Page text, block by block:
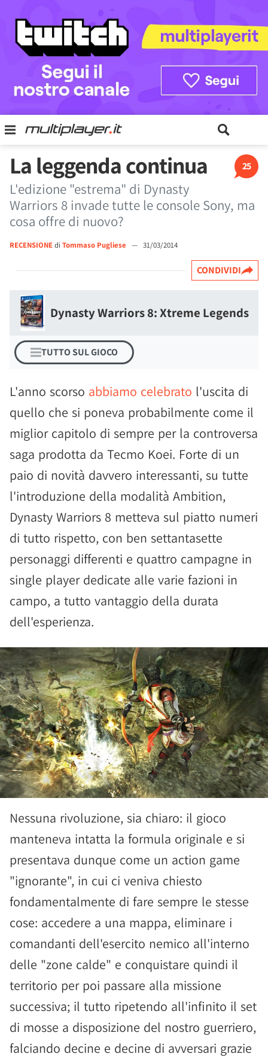
25
La leggenda continua
L'edizione "estrema" di Dynasty
Warriors 8 invade tutte le console Sony, ma
cosa offre di nuovo?
RECENSIONEdi Tommaso Pugliese — 31/03/2014
CONDIVIDI
Dynasty Warriors 8: Xtreme Legends
TUTTO SUL GIOCO
L'anno scorso abbiamo celebrato l'uscita di
quello che si poneva probabilmente come il
miglior capitolo di sempre per la controversa
saga prodotta da Tecmo Koei. Forte di un
paio di novità davvero interessanti, su tutte
l'introduzione della modalità Ambition,
Dynasty Warriors 8 metteva sul piatto numeri
di tutto rispetto, con ben settantasette
personaggi differenti e quattro campagne in
single player dedicate alle varie fazioni in
campo, a tutto vantaggio della durata
dell'esperienza.
Nessuna rivoluzione, sia chiaro: il gioco
manteneva intatta la formula originale e si
presentava dunque come un action game
"ignorante", in cui ci veniva chiesto
fondamentalmente di fare sempre le stesse
cose: accedere a una mappa, eliminare i
comandanti dell'esercito nemico all'interno
delle "zone calde" e conquistare quindi il
territorio per poi passare alla missione
successiva; il tutto ripetendo all'infinito il set
di mosse a disposizione del nostro guerriero,
falciando decine e decine di avversari grazie